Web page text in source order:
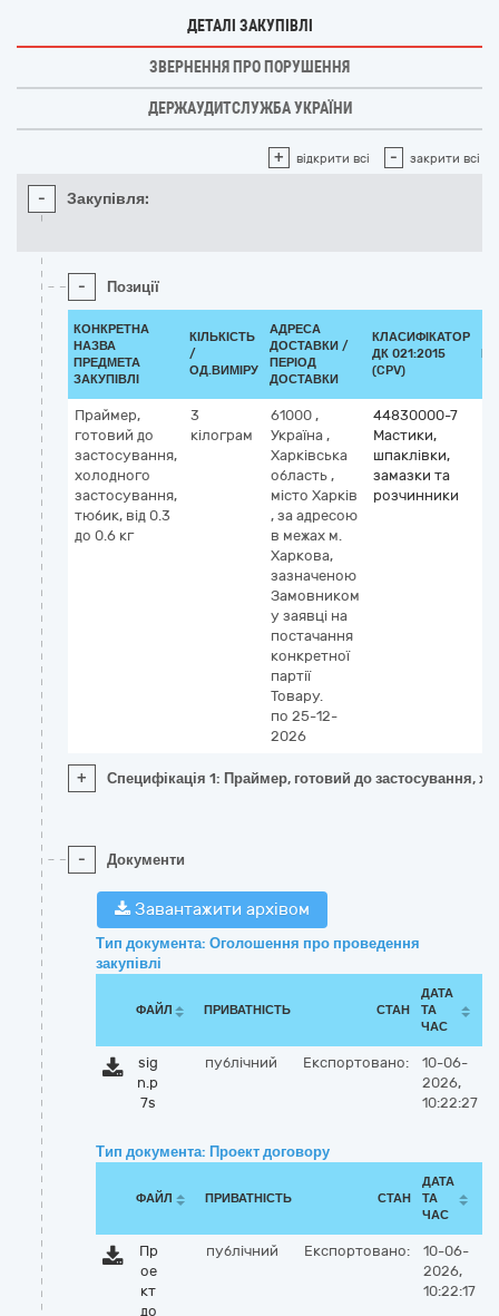
ДЕТАЛІ ЗАКУПІВЛІ
ЗВЕРНЕННЯ ПРО ПОРУШЕННЯ
ДЕРЖАУДИТСЛУЖБА УКРАЇНИ
+ відкрити всі - закрити всі
- Закупівля:
- Позиції
КОНКРЕТНА
НАЗВА
ПРЕДМЕТА
ЗАКУПІВЛІ
КІЛЬКІСТЬ
/
ОД.ВИМІРУ
АДРЕСА
ДОСТАВКИ /
ПЕРІОД
ДОСТАВКИ
КЛАСИФІКАТОР
ДК 021:2015
(CPV)
Праймер,
готовий до
застосування,
холодного
застосування,
тюбик, від 0.3
до 0.6 кг
3
кілограм
61000 ,
Україна ,
Харківська
область ,
місто Харків
, за адресою
в межах м.
Харкова,
зазначеною
Замовником
у заявці на
постачання
конкретної
партії
Товару.
по 25-12-
2026
44830000-7
Мастики,
шпаклівки,
замазки та
розчинники
+ Специфікація 1: Праймер, готовий до застосування,
- Документи
Завантажити архівом
Тип документа: Оголошення про проведення
закупівлі
ФАЙЛ ПРИВАТНІСТЬ СТАН
ДАТА
ТА
ЧАС
sig
n.p
7s
публічний Експортовано:
10-06-
2026,
10:22:27
Тип документа: Проект договору
ФАЙЛ ПРИВАТНІСТЬ СТАН
ДАТА
ТА
ЧАС
Пр
ое
кт
до
публічний Експортовано:
10-06-
2026,
10:22:17